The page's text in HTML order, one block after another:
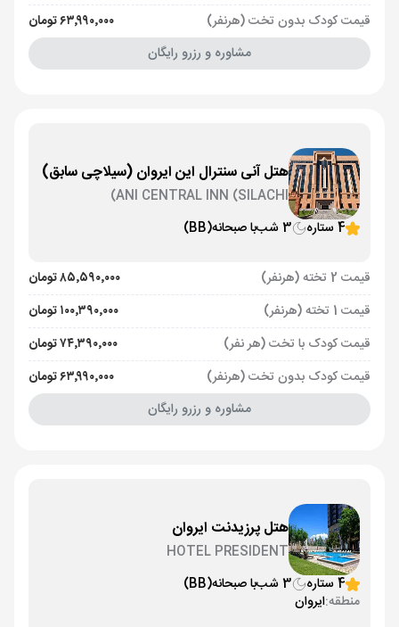
قیمت کودک بدون تخت (هرنفر)
۶۳٬۹۹۰٬۰۰۰ تومان
مشاوره و رزرو رایگان
هتل آنی سنترال این ایروان (سیلاچی سابق)
ANI CENTRAL INN (SILACHI)
4 ستاره
3 شب با صبحانه(BB)
قیمت 2 تخته (هرنفر)
۸۵٬۵۹۰٬۰۰۰ تومان
قیمت 1 تخته (هرنفر)
۱۰۰٬۳۹۰٬۰۰۰ تومان
قیمت کودک با تخت (هر نفر)
۷۴٬۳۹۰٬۰۰۰ تومان
قیمت کودک بدون تخت (هرنفر)
۶۳٬۹۹۰٬۰۰۰ تومان
مشاوره و رزرو رایگان
هتل پرزیدنت ایروان
HOTEL PRESIDENT
4 ستاره
3 شب با صبحانه(BB)
منطقه:ایروان